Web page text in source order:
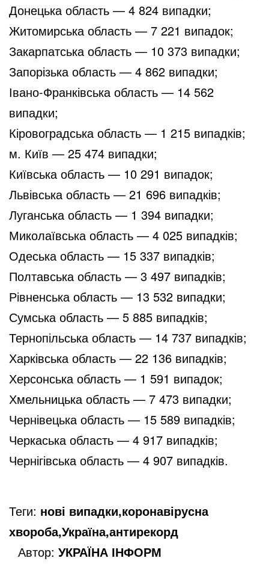
Донецька область — 4 824 випадки;
Житомирська область — 7 221 випадок;
Закарпатська область — 10 373 випадки;
Запорізька область — 4 862 випадки;
Івано-Франківська область — 14 562
випадки;
Кіровоградська область — 1 215 випадків;
м. Київ — 25 474 випадки;
Київська область — 10 291 випадок;
Львівська область — 21 696 випадків;
Луганська область — 1 394 випадки;
Миколаївська область — 4 025 випадків;
Одеська область — 15 337 випадків;
Полтавська область — 3 497 випадків;
Рівненська область — 13 532 випадки;
Сумська область — 5 885 випадків;
Тернопільська область — 14 737 випадків;
Харківська область — 22 136 випадків;
Херсонська область — 1 591 випадок;
Хмельницька область — 7 473 випадки;
Чернівецька область — 15 589 випадків;
Черкаська область — 4 917 випадків;
Чернігівська область — 4 907 випадків.
Теги: нові випадки,коронавірусна
хвороба,Україна,антирекорд
Автор: УКРАЇНА ІНФОРМ